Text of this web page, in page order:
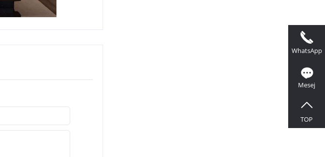
WhatsApp
Mesej
TOP